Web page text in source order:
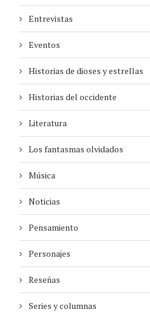
Entrevistas
Eventos
Historias de dioses y estrellas
Historias del occidente
Literatura
Los fantasmas olvidados
Música
Noticias
Pensamiento
Personajes
Reseñas
Series y columnas